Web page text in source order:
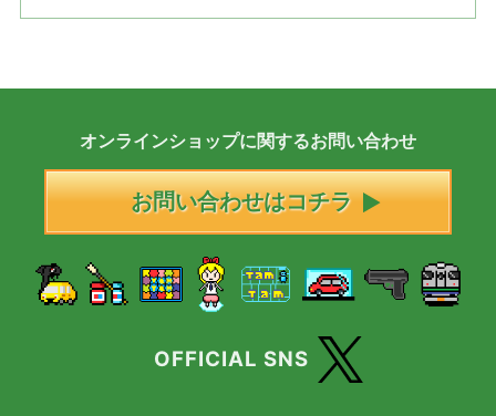
オンラインショップに関するお問い合わせ
お問い合わせはコチラ
OFFICIAL SNS